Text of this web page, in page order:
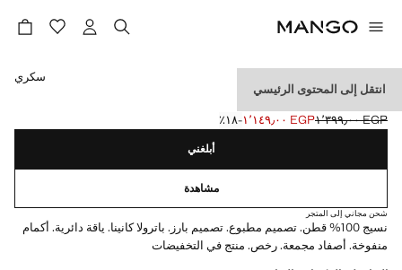
انتقل إلى المحتوى الرئيسي
تي شيرت باو باترول
السعر الأول محذوف [EGP ١٬٣٩٩٫٠٠ ]
EGP ١٬٣٩٩٫٠٠
السعر الحالي [EGP ١٬١٤٩٫٠٠ ] EGP ١٬١٤٩٫٠٠ ؜-١٨٪؜
حدد اللون
سكري
أبلغني
مشاهدة
شحن مجاني إلى المتجر
نسيج 100% قطن. تصميم مطبوع. تصميم بارز. باترولا كانينا. ياقة دائرية. أكمام
منفوخة. أصفاد مجمعة. رخص. منتج في التخفيضات